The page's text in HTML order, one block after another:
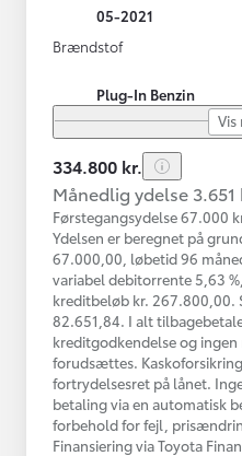
05-2021
Brændstof
Plug-In Benzin
Vis
334.800 kr.
Månedlig ydelse 3.651
Førstegangsydelse 67.000
Ydelsen er beregnet på
67.000,00, løbetid 96
variabel debitorrente 5,63
kreditbeløb kr. 267.800,00.
82.651,84. I alt
kreditgodkendelse og ingen
forudsættes.
fortrydelsesret på lånet.
betaling via en automatisk
forbehold for fejl,
Finansiering via Toyota